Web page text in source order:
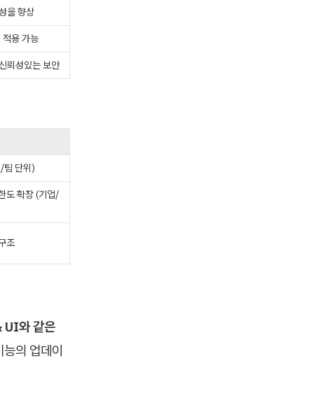
을 향상
적용 가능
뢰성있는 보안
팀 단위)
도 확장 (기업/
조
UI와 같은
의 업데이